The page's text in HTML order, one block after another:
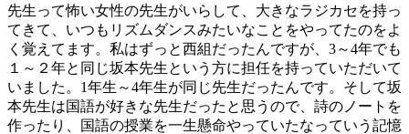
先生って怖い女性の先生がいらして、大きなラジカセを持っ
てきて、いつもリズムダンスみたいなことをやってたのをよ
く覚えてます。私はずっと西組だったんですが、3～4年でも
１～２年と同じ坂本先生という方に担任を持っていただいて
いました。1年生～4年生が同じ先生だったんです。そして坂
本先生は国語が好きな先生だったと思うので、詩のノートを
作ったり、国語の授業を一生懸命やっていたなっていう記憶